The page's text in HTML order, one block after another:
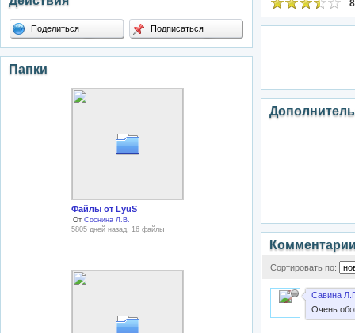
Поделиться Подписаться
Папки
Файлы от LyuS
От Соснина Л.В.
5805 дней назад, 16 файлы
Сортировать по:
Савина
Очень